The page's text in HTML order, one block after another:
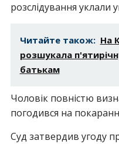
розслідування уклали
Читайте також: На
розшукала
батькам
Чоловік повністю
погодився на
Суд затвердив угоду